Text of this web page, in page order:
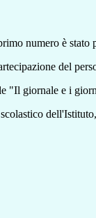
numero è
del
"Il giornale e i